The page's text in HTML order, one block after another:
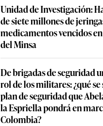
Unidad de Investigación:
de siete millones de
medicamentos vencidos
del Minsa
De brigadas de seguridad
rol de los militares: ¿qué se
plan de seguridad que
la Espriella pondrá en
Colombia?